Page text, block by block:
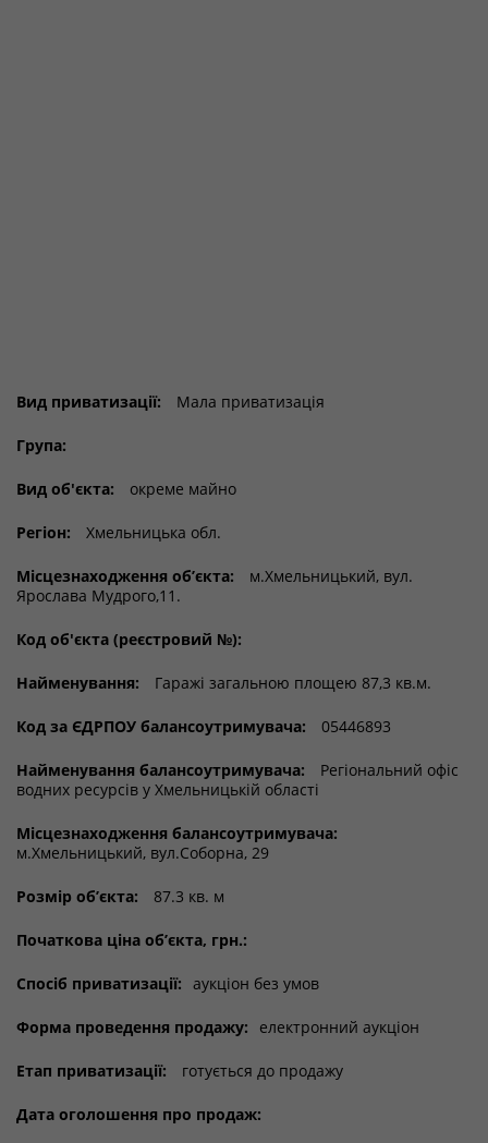
Вид приватизації: Мала приватизація
Група:
Вид об'єкта: окреме майно
Регіон: Хмельницька обл.
Місцезнаходження об’єкта:
м.Хмельницький, вул.
Ярослава Мудрого,11.
Код об'єкта (реєстровий №):
Найменування: Гаражі загальною площею 87,3 кв.м.
Код за ЄДРПОУ балансоутримувача: 05446893
Найменування балансоутримувача:
Регіональний офіс
водних ресурсів у Хмельницькій області
Місцезнаходження балансоутримувача:
м.Хмельницький, вул.Соборна, 29
Розмір об’єкта: 87.3 кв. м
Початкова ціна об’єкта, грн.:
Спосіб приватизації: аукціон без умов
Форма проведення продажу: електронний аукціон
Етап приватизації: готується до продажу
Дата оголошення про продаж: